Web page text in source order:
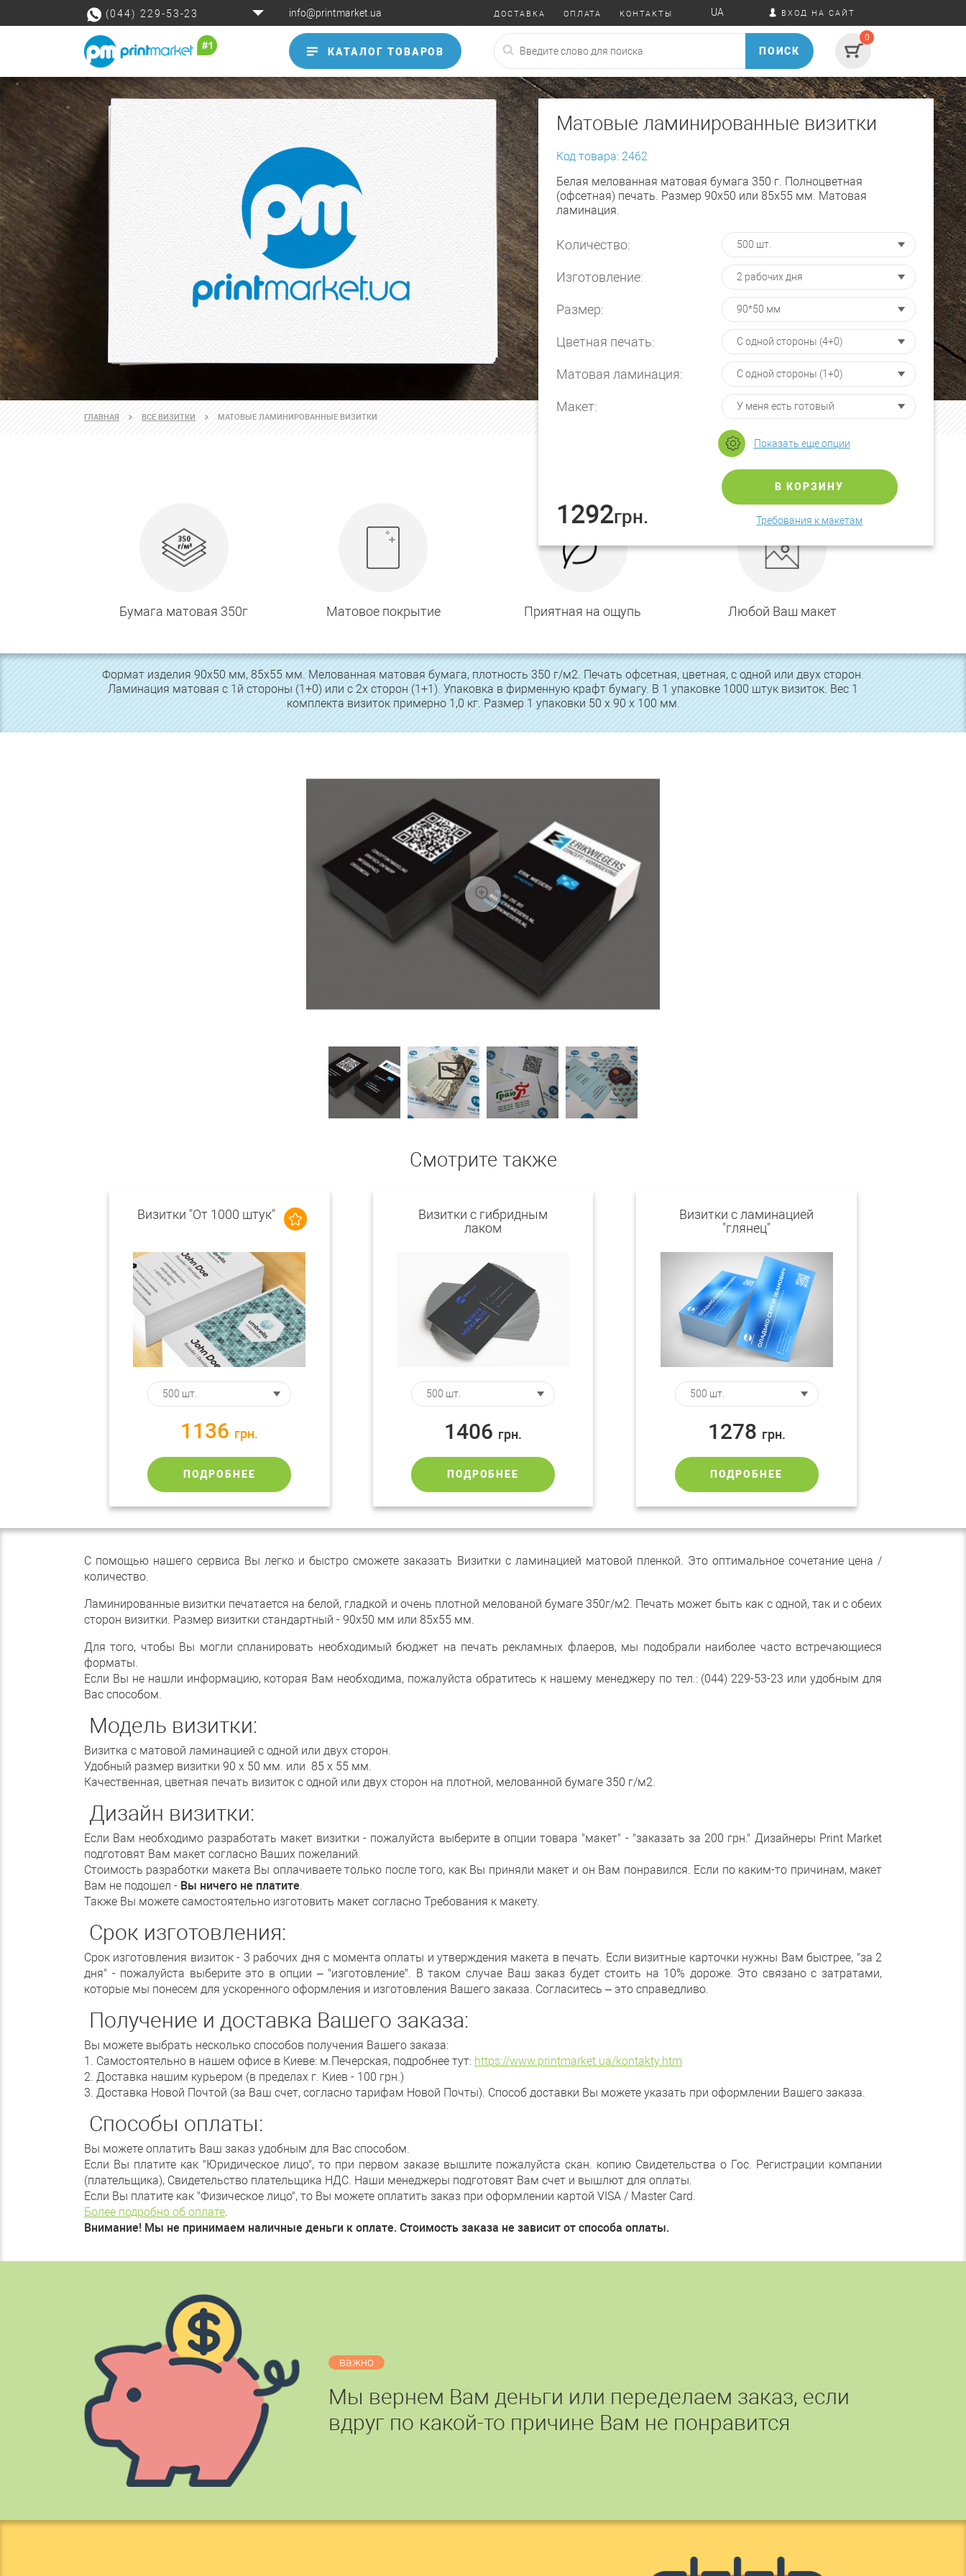
(044) 229-53-23 info@printmarket.ua ДОСТАВКА ОПЛАТА КОНТАКТЫ UA ВХОД НА САЙТ
КАТАЛОГ ТОВАРОВ ПОИСК
0
Матовые ламинированные визитки
Код товара: 2462
Белая мелованная матовая бумага 350 г. Полноцветная
(офсетная) печать. Размер 90х50 или 85х55 мм. Матовая
ламинация.
Количество:
Изготовление:
Размер:
Цветная печать:
Матовая ламинация:
Макет:
Показать еще опции
1292грн.
В КОРЗИНУ
Требования к макетам
ГЛАВНАЯ ВСЕ ВИЗИТКИ МАТОВЫЕ ЛАМИНИРОВАННЫЕ ВИЗИТКИ
Бумага матовая 350г Матовое покрытие Приятная на ощупь Любой Ваш макет
Формат изделия 90х50 мм, 85х55 мм. Мелованная матовая бумага, плотность 350 г/м2. Печать офсетная, цветная, с одной или двух сторон.
Ламинация матовая с 1й стороны (1+0) или с 2х сторон (1+1). Упаковка в фирменную крафт бумагу. В 1 упаковке 1000 штук визиток. Вес 1
комплекта визиток примерно 1,0 кг. Размер 1 упаковки 50 х 90 х 100 мм.
Смотрите также
Визитки "От 1000 штук"
1136 грн.
ПОДРОБНЕЕ
Визитки с гибридным
лаком
1406 грн.
ПОДРОБНЕЕ
Визитки c ламинацией
"глянец"
1278 грн.
ПОДРОБНЕЕ
С помощью нашего сервиса Вы легко и быстро сможете заказать Визитки с ламинацией матовой пленкой. Это оптимальное сочетание цена /
количество.
Ламинированные визитки печатается на белой, гладкой и очень плотной мелованой бумаге 350г/м2. Печать может быть как с одной, так и с обеих
сторон визитки. Размер визитки стандартный - 90х50 мм или 85х55 мм.
Для того, чтобы Вы могли спланировать необходимый бюджет на печать рекламных флаеров, мы подобрали наиболее часто встречающиеся
форматы.
Если Вы не нашли информацию, которая Вам необходима, пожалуйста обратитесь к нашему менеджеру по тел.: (044) 229-53-23 или удобным для
Вас способом.
Модель визитки:
Визитка с матовой ламинацией с одной или двух сторон.
Удобный размер визитки 90 х 50 мм. или 85 х 55 мм.
Качественная, цветная печать визиток с одной или двух сторон на плотной, мелованной бумаге 350 г/м2.
Дизайн визитки:
Если Вам необходимо разработать макет визитки - пожалуйста выберите в опции товара "макет" - "заказать за 200 грн." Дизайнеры Print Market
подготовят Вам макет согласно Ваших пожеланий.
Стоимость разработки макета Вы оплачиваете только после того, как Вы приняли макет и он Вам понравился. Если по каким-то причинам, макет
Вам не подошел - Вы ничего не платите.
Также Вы можете самостоятельно изготовить макет согласно Требования к макету.
Срок изготовления:
Срок изготовления визиток - 3 рабочих дня с момента оплаты и утверждения макета в печать. Если визитные карточки нужны Вам быстрее, "за 2
дня" - пожалуйста выберите это в опции – "изготовление". В таком случае Ваш заказ будет стоить на 10% дороже. Это связано с затратами,
которые мы понесем для ускоренного оформления и изготовления Вашего заказа. Согласитесь – это справедливо.
Получение и доставка Вашего заказа:
Вы можете выбрать несколько способов получения Вашего заказа:
1. Самостоятельно в нашем офисе в Киеве: м.Печерская, подробнее тут: https://www.printmarket.ua/kontakty.htm
2. Доставка нашим курьером (в пределах г. Киев - 100 грн.)
3. Доставка Новой Почтой (за Ваш счет, согласно тарифам Новой Почты). Способ доставки Вы можете указать при оформлении Вашего заказа.
Способы оплаты:
Вы можете оплатить Ваш заказ удобным для Вас способом.
Если Вы платите как "Юридическое лицо", то при первом заказе вышлите пожалуйста скан. копию Свидетельства о Гос. Регистрации компании
(плательщика), Свидетельство плательщика НДС. Наши менеджеры подготовят Вам счет и вышлют для оплаты.
Если Вы платите как "Физическое лицо", то Вы можете оплатить заказ при оформлении картой VISA / Master Card.
Более подробно об оплате.
Внимание! Мы не принимаем наличные деньги к оплате. Стоимость заказа не зависит от способа оплаты.
важно
Мы вернем Вам деньги или переделаем заказ, если
вдруг по какой-то причине Вам не понравится